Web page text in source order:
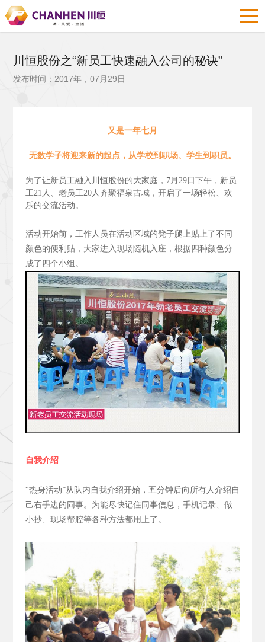
川恒股份之“新员工快速融入公司的秘诀”
发布时间：2017年，07月29日
又是一年七月
无数学子将迎来新的起点，从学校到职场、学生到职员。
为了让新员工融入川恒股份的大家庭，7月29日下午，新员
工21人、老员工20人齐聚福泉古城，开启了一场轻松、欢
乐的交流活动。
活动开始前，工作人员在活动区域的凳子腿上贴上了不同
颜色的便利贴，大家进入现场随机入座，根据四种颜色分
成了四个小组。
自我介绍
“热身活动”从队内自我介绍开始，五分钟后向所有人介绍自
己右手边的同事。为能尽快记住同事信息，手机记录、做
小抄、现场帮腔等各种方法都用上了。